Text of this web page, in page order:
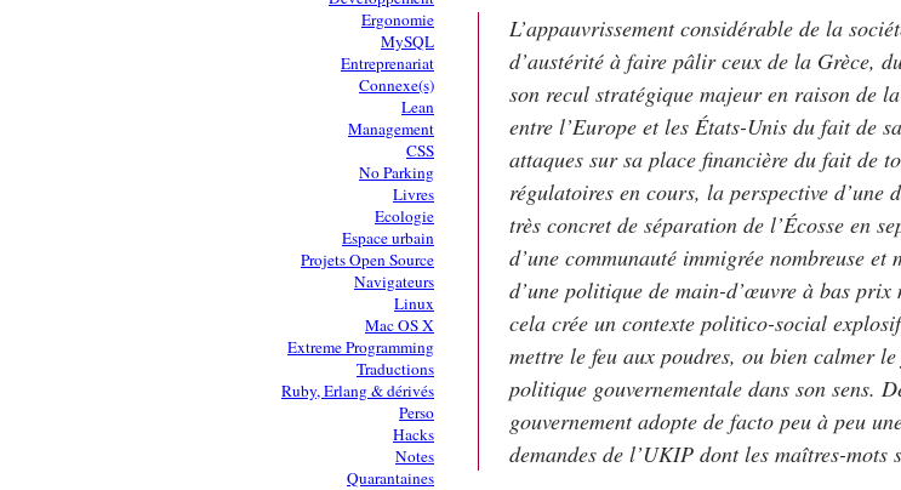
Ergonomie
MySQL
Entreprenariat
Connexe(s)
Lean
Management
CSS
No Parking
Livres
Ecologie
Espace urbain
Projets Open Source
Navigateurs
Linux
Mac OS X
Extreme Programming
Traductions
Ruby, Erlang & dérivés
Perso
Hacks
Notes
Quarantaines
L’appauvrissement considérable de la
d’austérité à faire pâlir ceux de la Grèce,
son recul stratégique majeur en raison de
entre l’Europe et les États-Unis du fait de
attaques sur sa place financière du fait de
régulatoires en cours, la perspective d’une
très concret de séparation de l’Écosse en
d’une communauté immigrée nombreuse et
d’une politique de main-d’œuvre à bas prix
cela crée un contexte politico-social
mettre le feu aux poudres, ou bien calmer
politique gouvernementale dans son sens.
gouvernement adopte de facto peu à peu
demandes de l’UKIP dont les maîtres-mots